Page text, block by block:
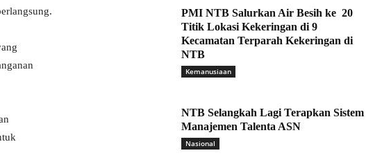
PMI NTB Salurkan Air Besih ke 20
Titik Lokasi Kekeringan di 9
Kecamatan Terparah Kekeringan di
NTB
Kemanusiaan
NTB Selangkah Lagi Terapkan Sistem
Manajemen Talenta ASN
Nasional